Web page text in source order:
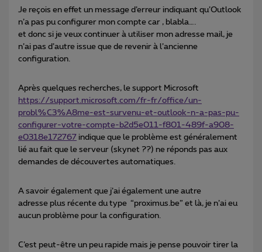
Je reçois en effet un message d’erreur indiquant qu’Outlook
n’a pas pu configurer mon compte car , blabla….
et donc si je veux continuer à utiliser mon adresse mail, je
n’ai pas d’autre issue que de revenir à l’ancienne
configuration.
Après quelques recherches, le support Microsoft
https://support.microsoft.com/fr-fr/office/un-
probl%C3%A8me-est-survenu-et-outlook-n-a-pas-pu-
configurer-votre-compte-b2d5e011-f801-489f-a908-
e0318e172767 indique que le problème est généralement
lié au fait que le serveur (skynet ??) ne réponds pas aux
demandes de découvertes automatiques.
A savoir également que j’ai également une autre
adresse plus récente du type “proximus.be” et là, je n’ai eu
aucun problème pour la configuration.
C’est peut-être un peu rapide mais je pense pouvoir tirer la